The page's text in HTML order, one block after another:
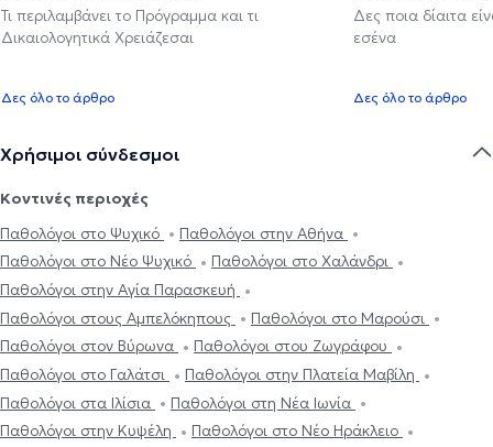
Τι περιλαμβάνει το Πρόγραμμα και τι
Δικαιολογητικά Χρειάζεσαι
Δες όλο το άρθρο
Δες ποια δίαιτα
εσένα
Δες όλο το άρθρο
Χρήσιμοι σύνδεσμοι
Κοντινές περιοχές
Παθολόγοι στο Ψυχικό
Παθολόγοι στην Αθήνα
Παθολόγοι στο Νέο Ψυχικό
Παθολόγοι στο Χαλάνδρι
Παθολόγοι στην Αγία Παρασκευή
Παθολόγοι στους Αμπελόκηπους
Παθολόγοι στο Μαρούσι
Παθολόγοι στον Βύρωνα
Παθολόγοι στου Ζωγράφου
Παθολόγοι στο Γαλάτσι
Παθολόγοι στην Πλατεία Μαβίλη
Παθολόγοι στα Ιλίσια
Παθολόγοι στη Νέα Ιωνία
Παθολόγοι στην Κυψέλη
Παθολόγοι στο Νέο Ηράκλειο